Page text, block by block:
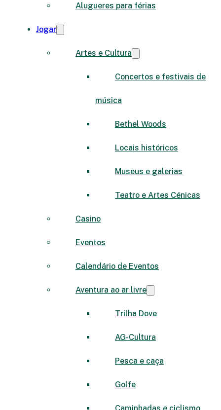
Alugueres para férias
Jogar
Artes e Cultura
Concertos e festivais de
música
Bethel Woods
Locais históricos
Museus e galerias
Teatro e Artes Cénicas
Casino
Eventos
Calendário de Eventos
Aventura ao ar livre
Trilha Dove
AG-Cultura
Pesca e caça
Golfe